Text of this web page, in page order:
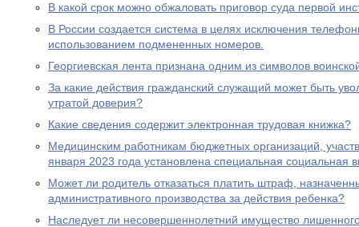
В какой срок можно обжаловать приговор суда первой
В России создается система в целях исключения
использованием подмененных номеров.
Георгиевская лента признана одним из символов
За какие действия гражданский служащий может быть
утратой доверия?
Какие сведения содержит электронная трудовая книжка?
Медицинским работникам бюджетных организаций,
января 2023 года установлена специальная социальная
Может ли родитель отказаться платить штраф,
административного производства за действия ребенка?
Наследует ли несовершеннолетний имущество